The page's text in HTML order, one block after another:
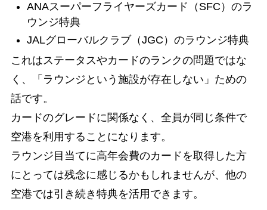
ANAスーパーフライヤーズカード（SFC）のラ
ウンジ特典
JALグローバルクラブ（JGC）のラウンジ特典
これはステータスやカードのランクの問題ではな
く、「ラウンジという施設が存在しない」ための
話です。
カードのグレードに関係なく、全員が同じ条件で
空港を利用することになります。
ラウンジ目当てに高年会費のカードを取得した方
にとっては残念に感じるかもしれませんが、他の
空港では引き続き特典を活用できます。